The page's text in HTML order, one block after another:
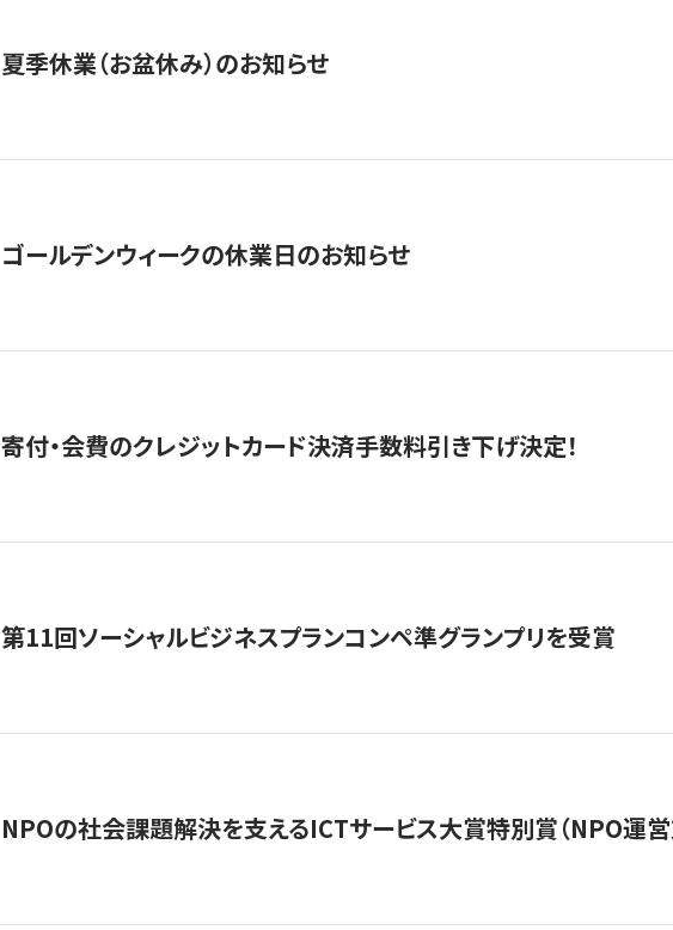
夏季休業（お盆休み）のお知らせ
ゴールデンウィークの休業日のお知らせ
寄付・会費のクレジットカード決済手数料引き下げ決定！
第11回ソーシャルビジネスプランコンペ準グランプリを受賞
NPOの社会課題解決を支えるICTサービス大賞特別賞（NPO運